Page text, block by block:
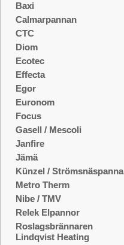
Baxi
Calmarpannan
CTC
Diom
Ecotec
Effecta
Egor
Euronom
Focus
Gasell / Mescoli
Janfire
Jämä
Künzel /
Metro Therm
Nibe / TMV
Relek Elpannor
Roslagsbrännaren
Lindqvist Heating